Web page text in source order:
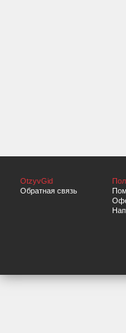
OtzyvGid
Обратная связь